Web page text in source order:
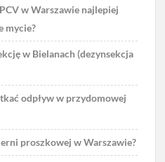
w Warszawie najlepiej
mycie?
w Bielanach (dezynsekcja
odpływ w przydomowej
proszkowej w Warszawie?